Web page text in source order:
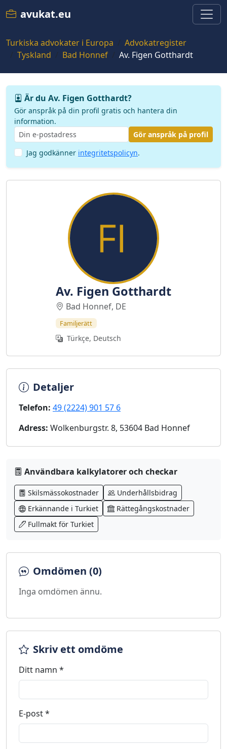
avukat.eu
Turkiska advokater i Europa
Advokatregister
Tyskland
Bad Honnef Av. Figen Gotthardt
Är du Av. Figen Gotthardt?
Gör anspråk på din profil gratis och hantera din
information.
Gör anspråk på profil
Jag godkänner integritetspolicyn.
Av. Figen Gotthardt
Bad Honnef, DE
Familjerätt
Türkçe, Deutsch
Detaljer
Telefon: 49 (2224) 901 57 6
Adress: Wolkenburgstr. 8, 53604 Bad Honnef
Användbara kalkylatorer och checkar
Skilsmässokostnader
Underhållsbidrag
Erkännande i Turkiet
Rättegångskostnader
Fullmakt för Turkiet
Omdömen (0)
Inga omdömen ännu.
Skriv ett omdöme
Ditt namn *
E-post *